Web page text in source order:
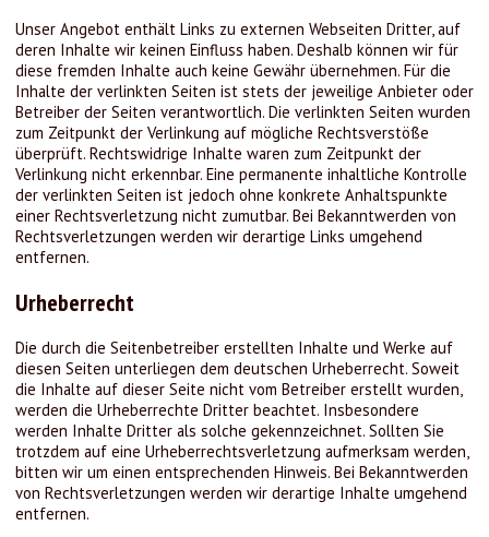
Unser Angebot enthält Links zu externen Webseiten Dritter, auf
deren Inhalte wir keinen Einfluss haben. Deshalb können wir für
diese fremden Inhalte auch keine Gewähr übernehmen. Für die
Inhalte der verlinkten Seiten ist stets der jeweilige Anbieter oder
Betreiber der Seiten verantwortlich. Die verlinkten Seiten wurden
zum Zeitpunkt der Verlinkung auf mögliche Rechtsverstöße
überprüft. Rechtswidrige Inhalte waren zum Zeitpunkt der
Verlinkung nicht erkennbar. Eine permanente inhaltliche Kontrolle
der verlinkten Seiten ist jedoch ohne konkrete Anhaltspunkte
einer Rechtsverletzung nicht zumutbar. Bei Bekanntwerden von
Rechtsverletzungen werden wir derartige Links umgehend
entfernen.
Urheberrecht
Die durch die Seitenbetreiber erstellten Inhalte und Werke auf
diesen Seiten unterliegen dem deutschen Urheberrecht. Soweit
die Inhalte auf dieser Seite nicht vom Betreiber erstellt wurden,
werden die Urheberrechte Dritter beachtet. Insbesondere
werden Inhalte Dritter als solche gekennzeichnet. Sollten Sie
trotzdem auf eine Urheberrechtsverletzung aufmerksam werden,
bitten wir um einen entsprechenden Hinweis. Bei Bekanntwerden
von Rechtsverletzungen werden wir derartige Inhalte umgehend
entfernen.